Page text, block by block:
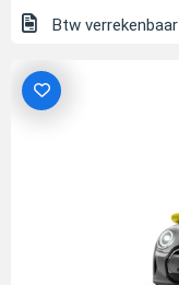
Btw verrekenbaar